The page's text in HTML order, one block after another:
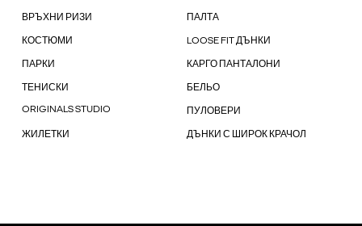
ВРЪХНИ РИЗИ ПАЛТА
КОСТЮМИ LOOSE FIT ДЪНКИ
ПАРКИ КАРГО ПАНТАЛОНИ
ТЕНИСКИ БЕЛЬО
ORIGINALS STUDIO ПУЛОВЕРИ
ЖИЛЕТКИ ДЪНКИ С ШИРОК КРАЧОЛ